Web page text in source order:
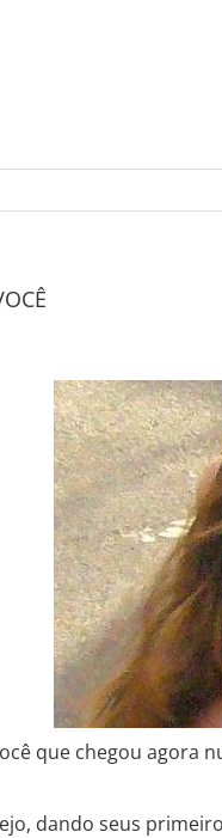
que chegou agora
dando seus